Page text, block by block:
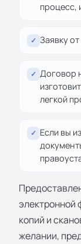
процесс,
✓ Заявку от
✓ Договор
легкой
✓ Если вы
электронной
копий и
желании,